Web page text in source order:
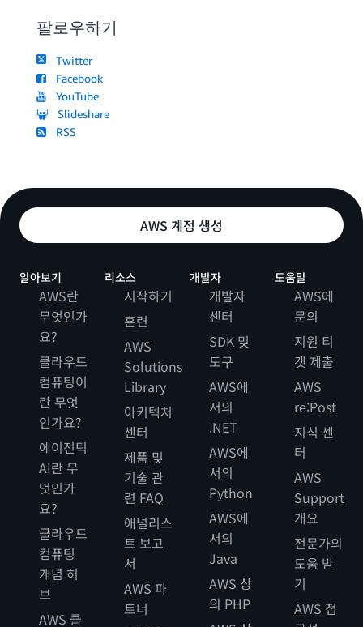
팔로우하기
Twitter
Facebook
YouTube
Slideshare
RSS
AWS 계정 생성
알아보기
AWS란
무엇인가
요?
클라우드
컴퓨팅이
란 무엇
인가요?
에이전틱
AI란 무
엇인가
요?
클라우드
컴퓨팅
개념 허
브
AWS 클
리소스
시작하기
훈련
AWS
Solutions
Library
아키텍처
센터
제품 및
기술 관
련 FAQ
애널리스
트 보고
서
AWS 파
트너
개발자
개발자
센터
SDK 및
도구
AWS에
서의
.NET
AWS에
서의
Python
AWS에
서의
Java
AWS 상
의 PHP
도움말
AWS에
문의
지원 티
켓 제출
AWS
re:Post
지식 센
터
AWS
Support
개요
전문가의
도움 받
기
AWS 접